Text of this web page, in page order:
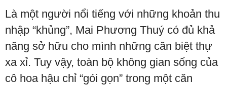
Là một người nổi tiếng với những khoản thu
nhập “khủng”, Mai Phương Thuý có đủ khả
năng sở hữu cho mình những căn biệt thự
xa xỉ. Tuy vậy, toàn bộ không gian sống của
cô hoa hậu chỉ “gói gọn” trong một căn